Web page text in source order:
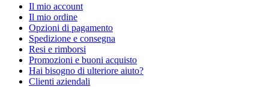
Il mio account
Il mio ordine
Opzioni di pagamento
Spedizione e consegna
Resi e rimborsi
Promozioni e buoni acquisto
Hai bisogno di ulteriore aiuto?
Clienti aziendali